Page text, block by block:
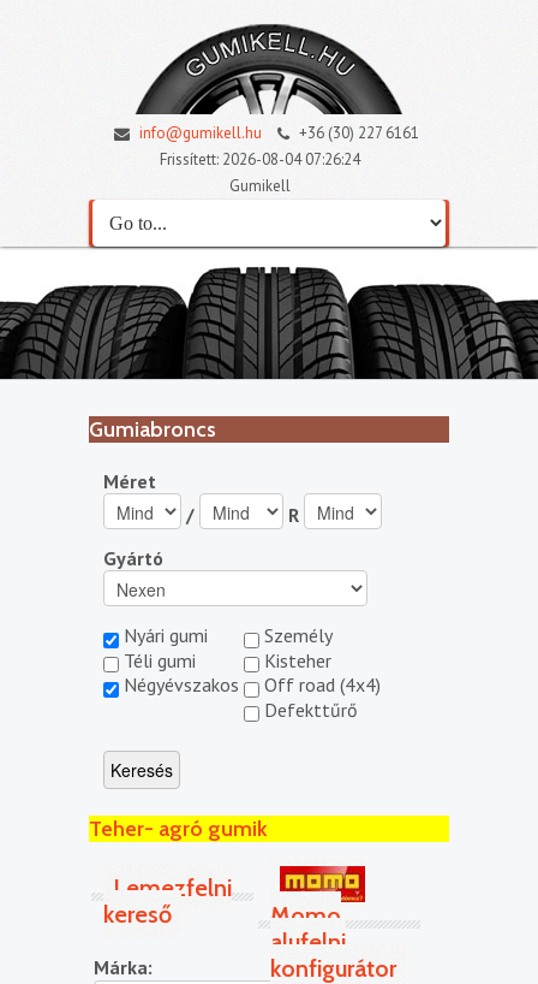
info@gumikell.hu
+36 (30) 227 6161
Frissített: 2026-08-04 07:26:24
Gumikell
Gumiabroncs
Méret
/
R
Gyártó
Nyári gumi
Téli gumi
Négyévszakos
Személy
Kisteher
Off road (4x4)
Defekttűrő
Teher- agró gumik
Lemezfelni
kereső
Márka:
Momo
alufelni
konfigurátor